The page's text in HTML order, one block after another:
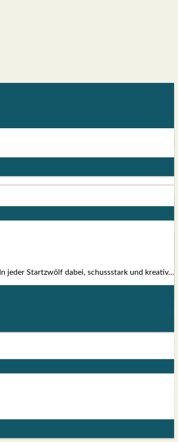
jeder Start­zwölf dabei, schuss­stark und krea­tiv…